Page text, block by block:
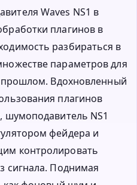
Waves NS1 в
плагинов в
разбираться в
параметров для
прошлом. Вдохновленный
плагинов
шумоподавитель NS1
фейдера и
контролировать
сигнала. Поднимая